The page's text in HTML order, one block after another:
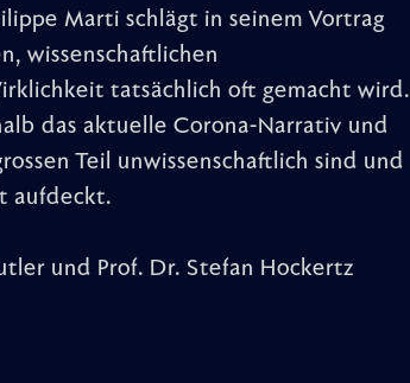
Marti schlägt in seinem Vortrag
wissenschaftlichen
tatsächlich oft gemacht wird.
das aktuelle Corona-Narrativ und
Teil unwissenschaftlich sind und
aufdeckt.
und Prof. Dr. Stefan Hockertz